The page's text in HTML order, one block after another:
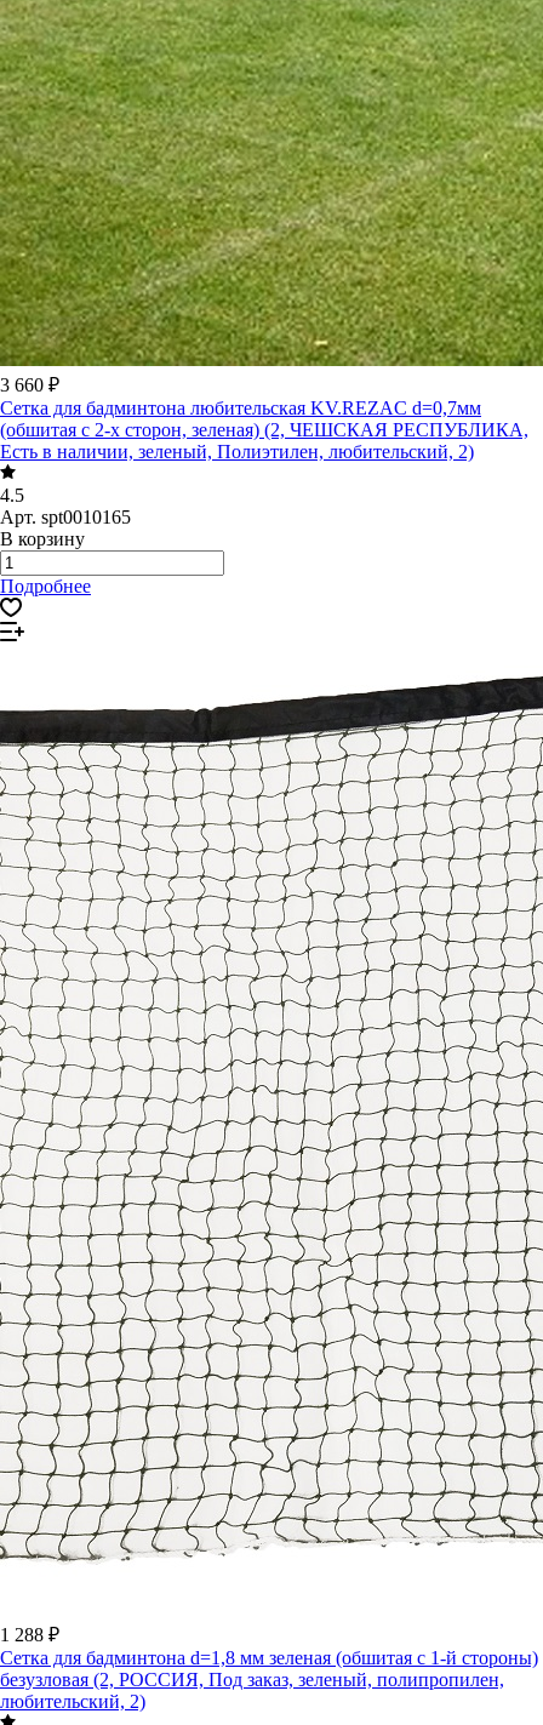
3 660 ₽
Сетка для бадминтона любительская KV.REZAC d=0,7мм
(обшитая с 2-х сторон, зеленая) (2, ЧЕШСКАЯ РЕСПУБЛИКА,
Есть в наличии, зеленый, Полиэтилен, любительский, 2)
4.5
Арт. spt0010165
В корзину
Подробнее
1 288 ₽
Сетка для бадминтона d=1,8 мм зеленая (обшитая с 1-й стороны)
безузловая (2, РОССИЯ, Под заказ, зеленый, полипропилен,
любительский, 2)